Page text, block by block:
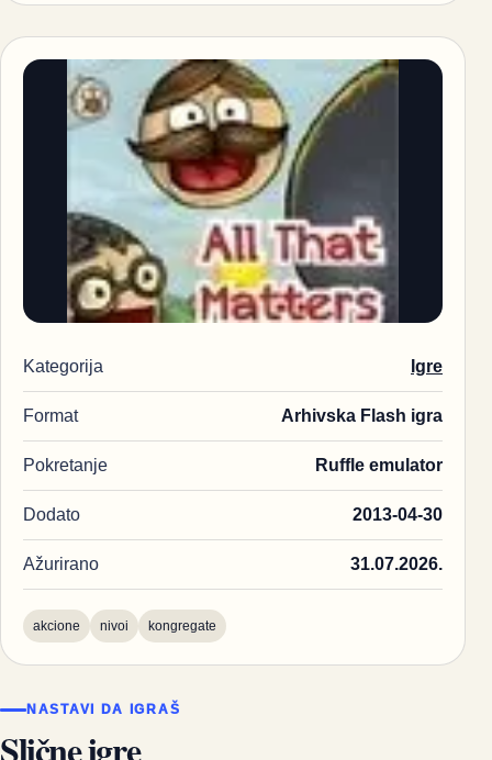
Kategorija Igre
Format Arhivska Flash igra
Pokretanje Ruffle emulator
Dodato 2013-04-30
Ažurirano 31.07.2026.
akcione nivoi kongregate
NASTAVI DA IGRAŠ